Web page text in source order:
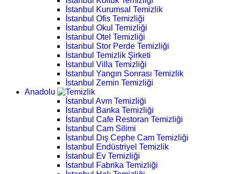
İstanbul Kurumsal Temizlik
İstanbul Ofis Temizliği
İstanbul Okul Temizliği
İstanbul Otel Temizliği
İstanbul Stor Perde Temizliği
İstanbul Temizlik Şirketi
İstanbul Villa Temizliği
İstanbul Yangın Sonrası Temizlik
İstanbul Zemin Temizliği
Anadolu
İstanbul Avm Temizliği
İstanbul Banka Temizliği
İstanbul Cafe Restoran Temizliği
İstanbul Cam Silimi
İstanbul Dış Cephe Cam Temizliği
İstanbul Endüstriyel Temizlik
İstanbul Ev Temizliği
İstanbul Fabrika Temizliği